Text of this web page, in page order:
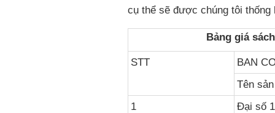
cụ thể sẽ được chúng tôi
Bảng giá
STT
BAN
Tên
1
Đại số